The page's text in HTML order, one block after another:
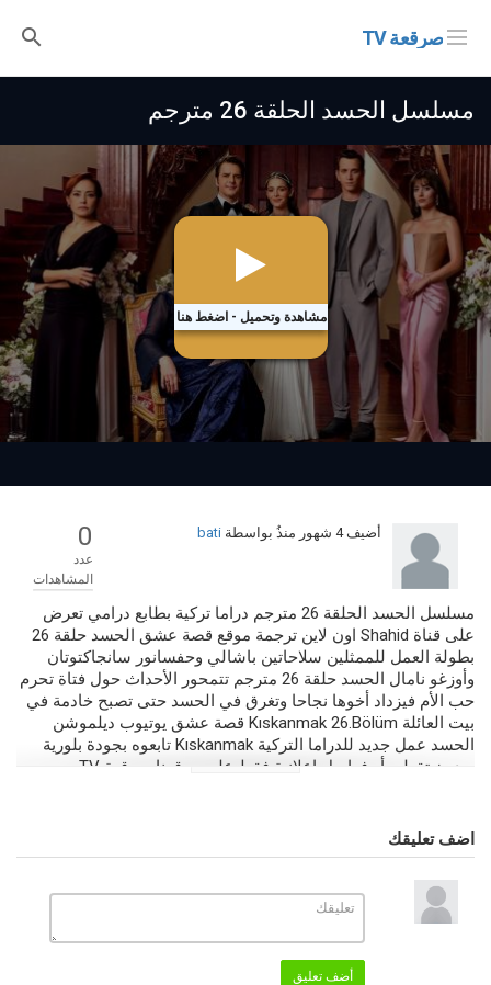
صرقعة TV
مسلسل الحسد الحلقة 26 مترجم
مشاهدة وتحميل - اضغط هنا
أضيف4 شهور منذُ بواسطة bati
0
عدد
المشاهدات
مسلسل الحسد الحلقة 26 مترجم دراما تركية بطابع درامي تعرض
على قناة Shahid اون لاين ترجمة موقع قصة عشق الحسد حلقة 26
بطولة العمل للممثلين سلاحاتين باشالي وحفسانور سانجاكتوتان
وأوزغو نامال الحسد حلقة 26 مترجم تتمحور الأحداث حول فتاة تحرم
حب الأم فيزداد أخوها نجاحا وتغرق في الحسد حتى تصبح خادمة في
بيت العائلة Kıskanmak 26.Bölüm قصة عشق يوتيوب ديلموشن
الحسد عمل جديد للدراما التركية Kıskanmak تابعوه بجودة بلورية
وبدون تقطيع أو فواصل إعلانية فقط على موقعنا صرقعة TV.
مسلسلات تركية 2025
الكلمات الدلالية
الحسد, الحسد 26
عشق
الحسد قصة عشق
مسلسل الحسد الحلقة 26
اضف تعليقك
أضف تعليق